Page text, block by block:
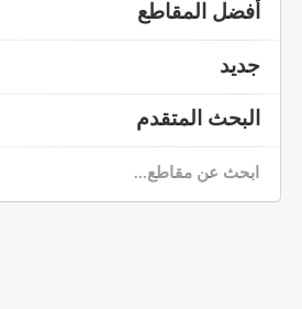
أفضل المقاطع
جديد
البحث المتقدم